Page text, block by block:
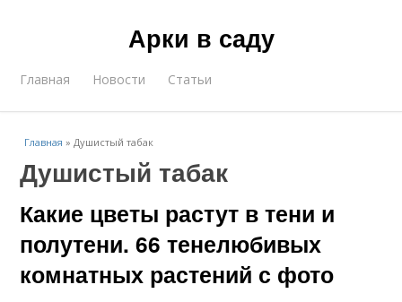
Арки в саду
Главная Новости Статьи
Главная »Душистый табак
Душистый табак
Какие цветы растут в тени и
полутени. 66 тенелюбивых
комнатных растений с фото